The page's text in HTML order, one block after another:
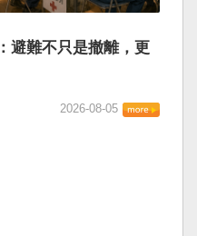
避難不只是撤離，更
2026-08-05